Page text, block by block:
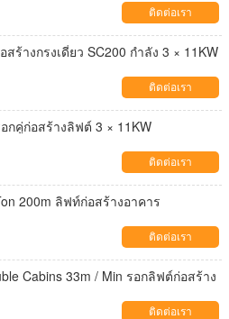
ติดต่อเรา
สร้างกรงเดี่ยว SC200 กำลัง 3 × 11KW
ติดต่อเรา
กคู่ก่อสร้างลิฟต์ 3 × 11KW
ติดต่อเรา
200m ลิฟท์ก่อสร้างอาคาร
ติดต่อเรา
Cabins 33m / Min รอกลิฟต์ก่อสร้าง
ติดต่อเรา